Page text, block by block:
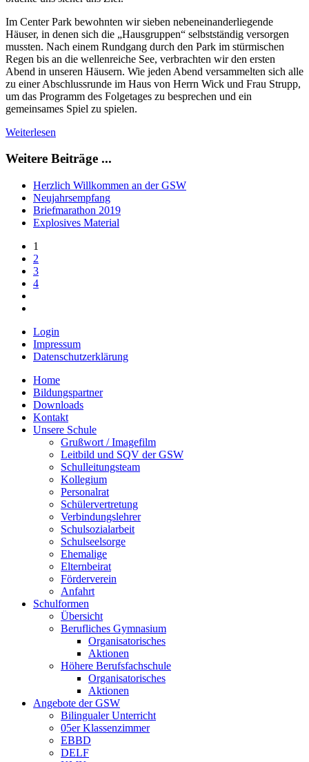
Im Center Park bewohnten wir sieben nebeneinanderliegende
Häuser, in denen sich die „Hausgruppen“ selbstständig versorgen
mussten. Nach einem Rundgang durch den Park im stürmischen
Regen bis an die wellenreiche See, verbrachten wir den ersten
Abend in unseren Häusern. Wie jeden Abend versammelten sich alle
zu einer Abschlussrunde im Haus von Herrn Wick und Frau Strupp,
um das Programm des Folgetages zu besprechen und ein
gemeinsames Spiel zu spielen.
Weiterlesen
Weitere Beiträge ...
Herzlich Willkommen an der GSW
Neujahrsempfang
Briefmarathon 2019
Explosives Material
1
2
3
4
Login
Impressum
Datenschutzerklärung
Home
Bildungspartner
Downloads
Kontakt
Unsere Schule
Grußwort / Imagefilm
Leitbild und SQV der GSW
Schulleitungsteam
Kollegium
Personalrat
Schülervertretung
Verbindungslehrer
Schulsozialarbeit
Schulseelsorge
Ehemalige
Elternbeirat
Förderverein
Anfahrt
Schulformen
Übersicht
Berufliches Gymnasium
Organisatorisches
Aktionen
Höhere Berufsfachschule
Organisatorisches
Aktionen
Angebote der GSW
Bilingualer Unterricht
05er Klassenzimmer
EBBD
DELF